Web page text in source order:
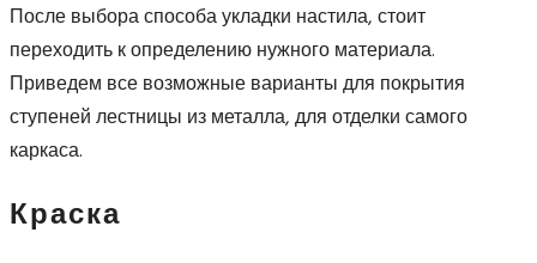
После выбора способа укладки настила, стоит
переходить к определению нужного материала.
Приведем все возможные варианты для покрытия
ступеней лестницы из металла, для отделки самого
каркаса.
Краска